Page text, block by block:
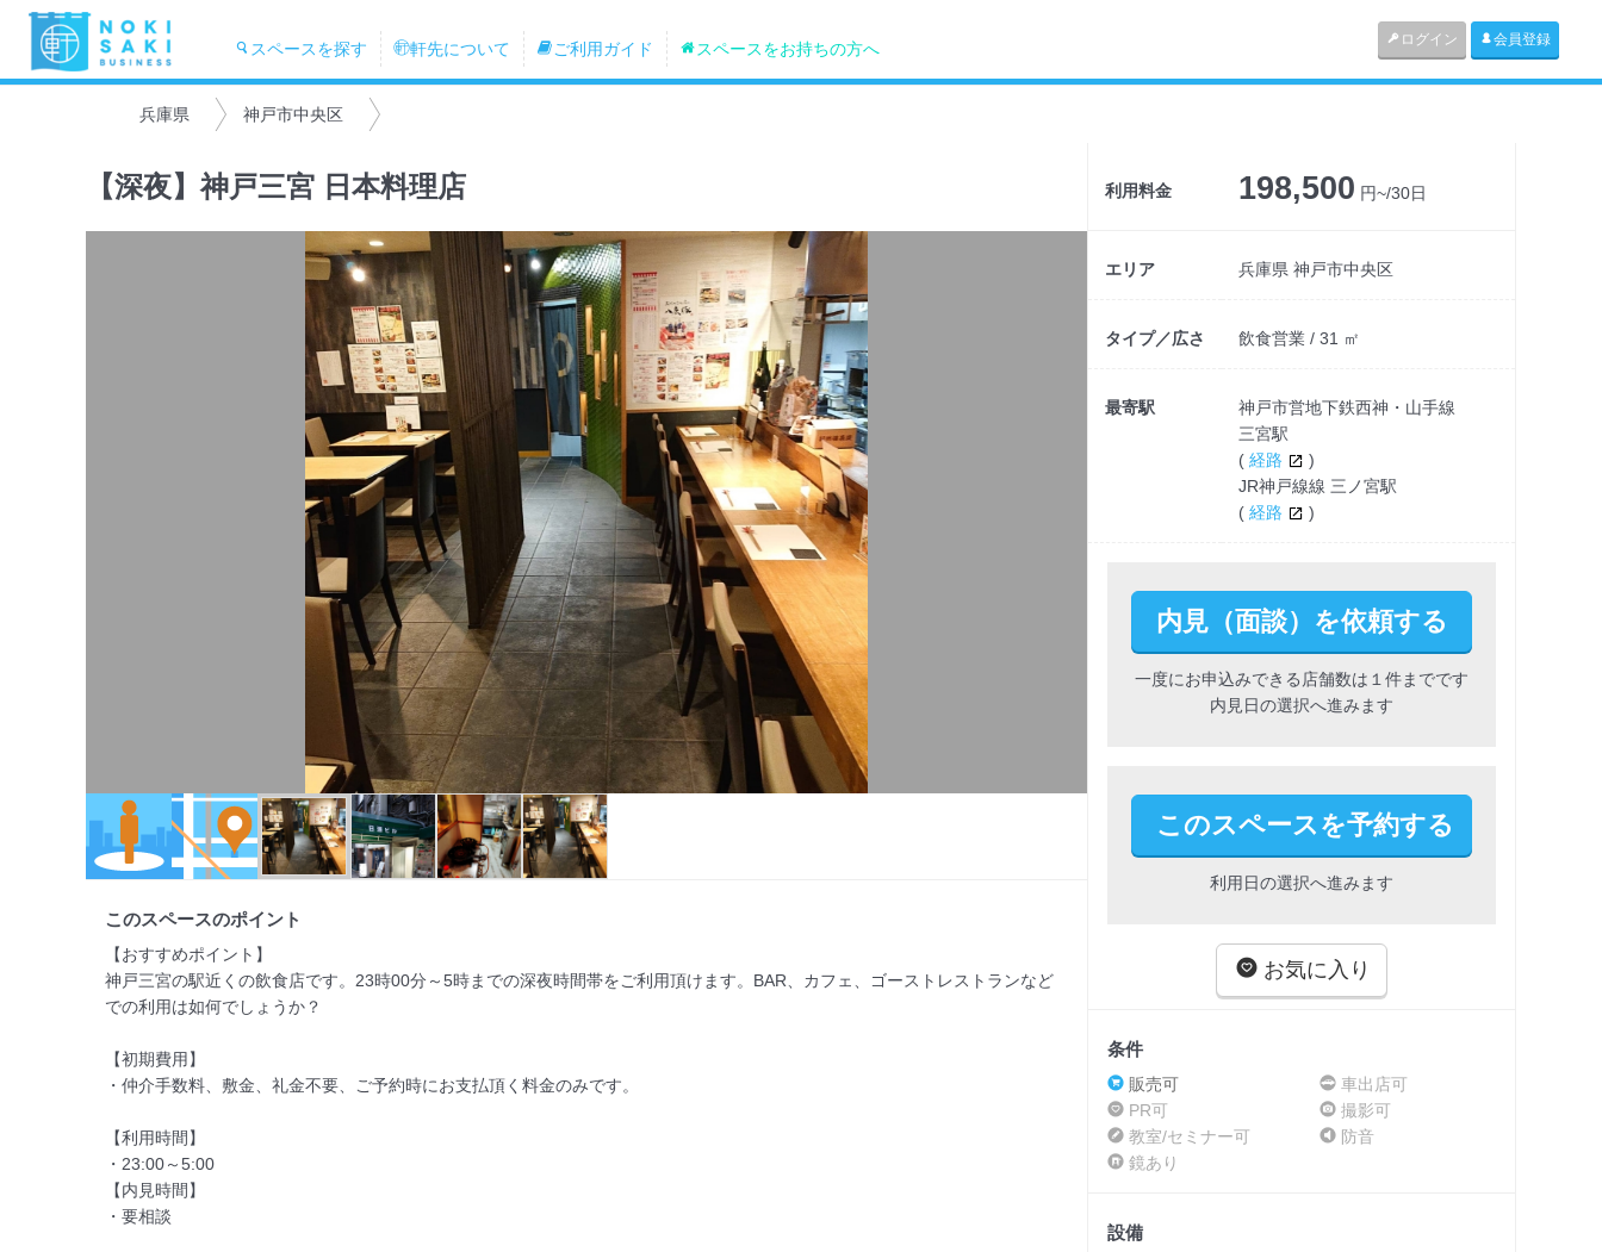
スペースを探す 軒先について ご利用ガイド スペースをお持ちの方へ ログイン 会員登録
兵庫県 神戸市中央区
【深夜】神戸三宮 日本料理店 利用料金 198,500 円~/30日
エリア 兵庫県 神戸市中央区
タイプ／広さ 飲食営業 / 31 ㎡
最寄駅
神戸市営地下鉄西神・山手線
三宮駅
( 経路
)
JR神戸線線 三ノ宮駅
( 経路 )
内見（面談）を依頼する
一度にお申込みできる店舗数は１件までです
内見日の選択へ進みます
このスペースを予約する
利用日の選択へ進みます
お気に入り
条件
販売可
車出店可
PR可
撮影可
教室/セミナー可
防音
鏡あり
設備
このスペースのポイント
【おすすめポイント】
神戸三宮の駅近くの飲食店です。23時00分～5時までの深夜時間帯をご利用頂けます。BAR、カフェ、ゴーストレストランなど
での利用は如何でしょうか？
【初期費用】
・仲介手数料、敷金、礼金不要、ご予約時にお支払頂く料金のみです。
【利用時間】
・23:00～5:00
【内見時間】
・要相談